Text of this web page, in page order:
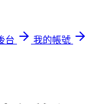
台
我的帳號